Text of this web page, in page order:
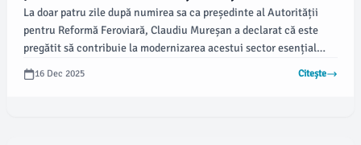
La doar patru zile după numirea sa ca președinte al Autorității
pentru Reformă Feroviară, Claudiu Mureșan a declarat că este
pregătit să contribuie la modernizarea acestui sector esențial
pentru România. „Merg mai departe cu încredere în România
modernă pe care o putem construi, împreună, în fiecare zi”,
16 Dec 2025 Citește